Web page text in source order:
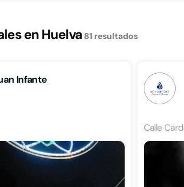
en Huelva 81 resultados
Infante
Calle